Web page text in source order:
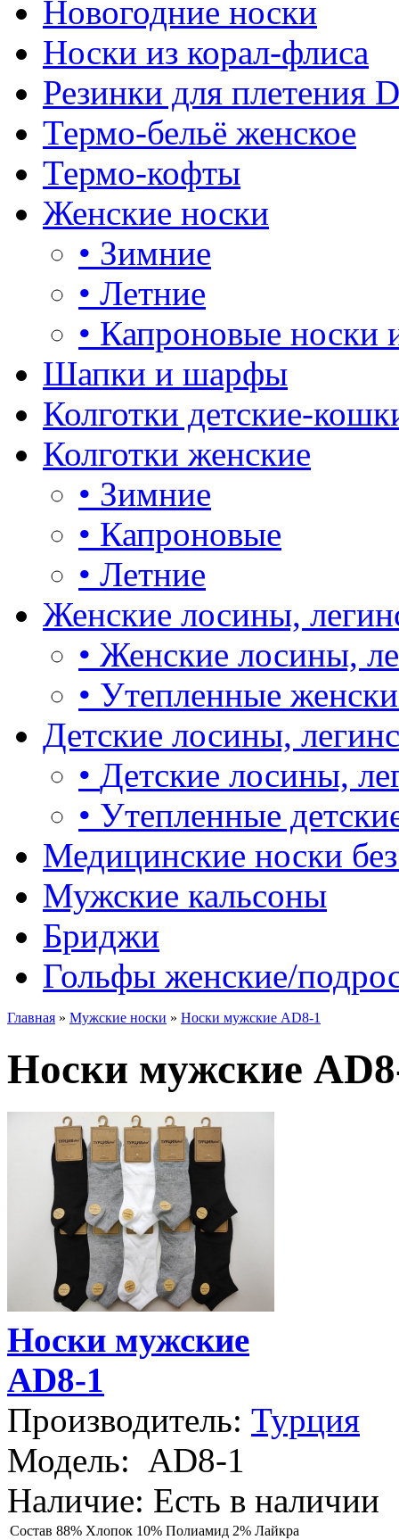
Новогодние носки
Носки из корал-флиса
Резинки для плетения
Термо-бельё женское
Термо-кофты
Женские носки
• Зимние
• Летние
• Капроновые носки
Шапки и шарфы
Колготки детские-
Колготки женские
• Зимние
• Капроновые
• Летние
Женские лосины,
• Женские лосины,
• Утепленные
Детские лосины,
• Детские лосины,
• Утепленные
Медицинские носки
Мужские кальсоны
Бриджи
Гольфы женские/
Главная » Мужские носки » Носки мужские AD8-1
Носки мужские
Носки мужские
AD8-1
Производитель: Турция
Модель: AD8-1
Наличие: Есть в наличии
Состав 88% Хлопок 10% Полиамид 2% Лайкра